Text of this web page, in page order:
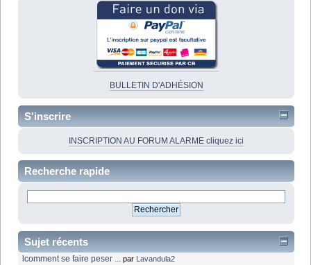
BULLETIN D'ADHÉSION
S'inscrire
INSCRIPTION AU FORUM ALARME cliquez ici
Recherche rapide
Sujet récents
lcomment se faire peser ... par Lavandula2